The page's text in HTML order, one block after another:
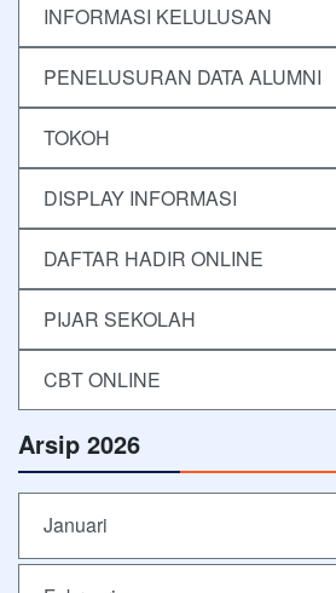
INFORMASI KELULUSAN
PENELUSURAN DATA ALUMNI
TOKOH
DISPLAY INFORMASI
DAFTAR HADIR ONLINE
PIJAR SEKOLAH
CBT ONLINE
Arsip 2026
Januari